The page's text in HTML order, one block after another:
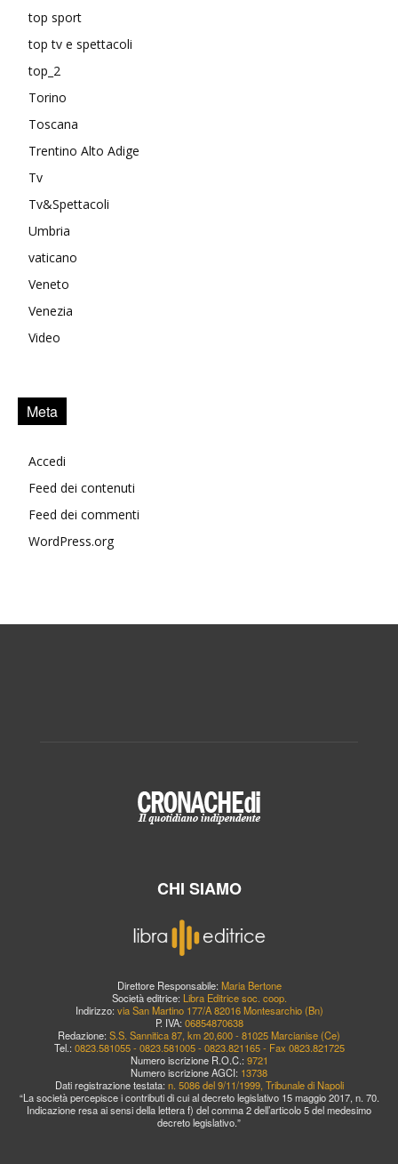
top sport
top tv e spettacoli
top_2
Torino
Toscana
Trentino Alto Adige
Tv
Tv&Spettacoli
Umbria
vaticano
Veneto
Venezia
Video
Meta
Accedi
Feed dei contenuti
Feed dei commenti
WordPress.org
CHI SIAMO
Direttore Responsabile: Maria Bertone
Società editrice: Libra Editrice soc. coop.
Indirizzo: via San Martino 177/A 82016 Montesarchio (Bn)
P. IVA: 06854870638
Redazione: S.S. Sannitica 87, km 20,600 - 81025 Marcianise (Ce)
Tel.: 0823.581055 - 0823.581005 - 0823.821165 - Fax 0823.821725
Numero iscrizione R.O.C.: 9721
Numero iscrizione AGCI: 13738
Dati registrazione testata: n. 5086 del 9/11/1999, Tribunale di Napoli
“La società percepisce i contributi di cui al decreto legislativo 15 maggio 2017, n. 70.
Indicazione resa ai sensi della lettera f) del comma 2 dell’articolo 5 del medesimo
decreto legislativo.”